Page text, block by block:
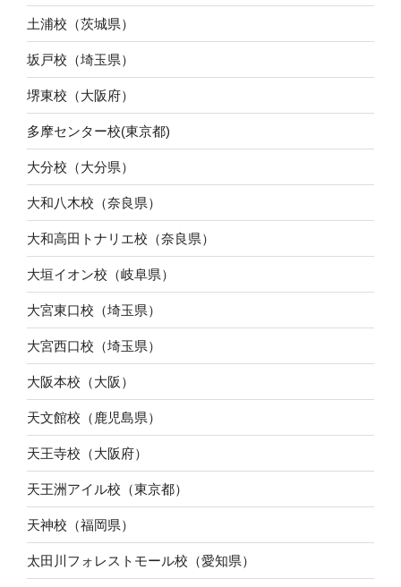
土浦校（茨城県）
坂戸校（埼玉県）
堺東校（大阪府）
多摩センター校(東京都)
大分校（大分県）
大和八木校（奈良県）
大和高田トナリエ校（奈良県）
大垣イオン校（岐阜県）
大宮東口校（埼玉県）
大宮西口校（埼玉県）
大阪本校（大阪）
天文館校（鹿児島県）
天王寺校（大阪府）
天王洲アイル校（東京都）
天神校（福岡県）
太田川フォレストモール校（愛知県）